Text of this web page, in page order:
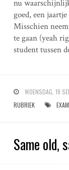
nu
goed, een
Misschien
te gaan (yeah
student tussen
WOENSDAG, 19
RUBRIEK
Same old,